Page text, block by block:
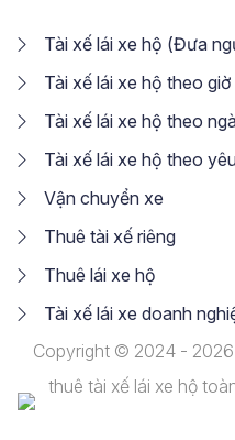
Tài xế lái xe hộ (Đưa
Tài xế lái xe hộ theo giờ
Tài xế lái xe hộ theo
Tài xế lái xe hộ theo
Vận chuyển xe
Thuê tài xế riêng
Thuê lái xe hộ
Tài xế lái xe doanh
Copyright © 2024 - 2026
thuê tài xế lái xe hộ